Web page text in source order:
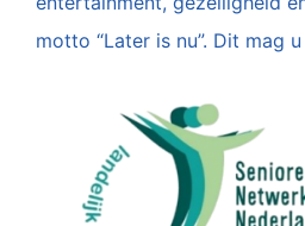
motto “Later is nu”. Dit mag